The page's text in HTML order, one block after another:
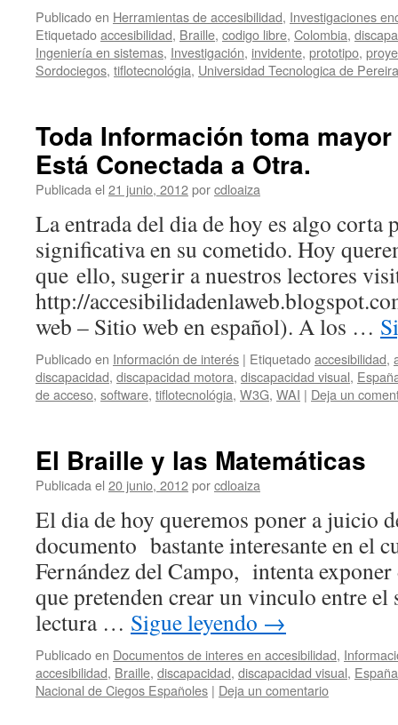
Publicado en Herramientas de accesibilidad, Investigaciones
Etiquetadoaccesibilidad, Braille, codigo libre, Colombia,
Ingeniería en sistemas, Investigación, invidente, prototipo,
Sordociegos, tiflotecnológia, Universidad Tecnologica de Pereira
Toda Información toma
Está Conectada a Otra.
Publicada el 21 junio, 2012porcdloaiza
La entrada del dia de hoy es algo corta
significativa en su cometido. Hoy
que ello, sugerir a nuestros lectores
http://
web – Sitio web en español). A los …
Publicado en Información de interés | Etiquetadoaccesibilidad,
discapacidad, discapacidad motora, discapacidad visual,
de acceso, software, tiflotecnológia, W3G, WAI | Deja un
El Braille y las Matemáticas
Publicada el 20 junio, 2012porcdloaiza
El dia de hoy queremos poner a juicio
documento bastante interesante en el
Fernández del Campo, intenta
que pretenden crear un vinculo entre
lectura … Sigue leyendo →
Publicado en Documentos de interes en accesibilidad,
accesibilidad, Braille, discapacidad, discapacidad visual, España
Nacional de Ciegos Españoles | Deja un comentario